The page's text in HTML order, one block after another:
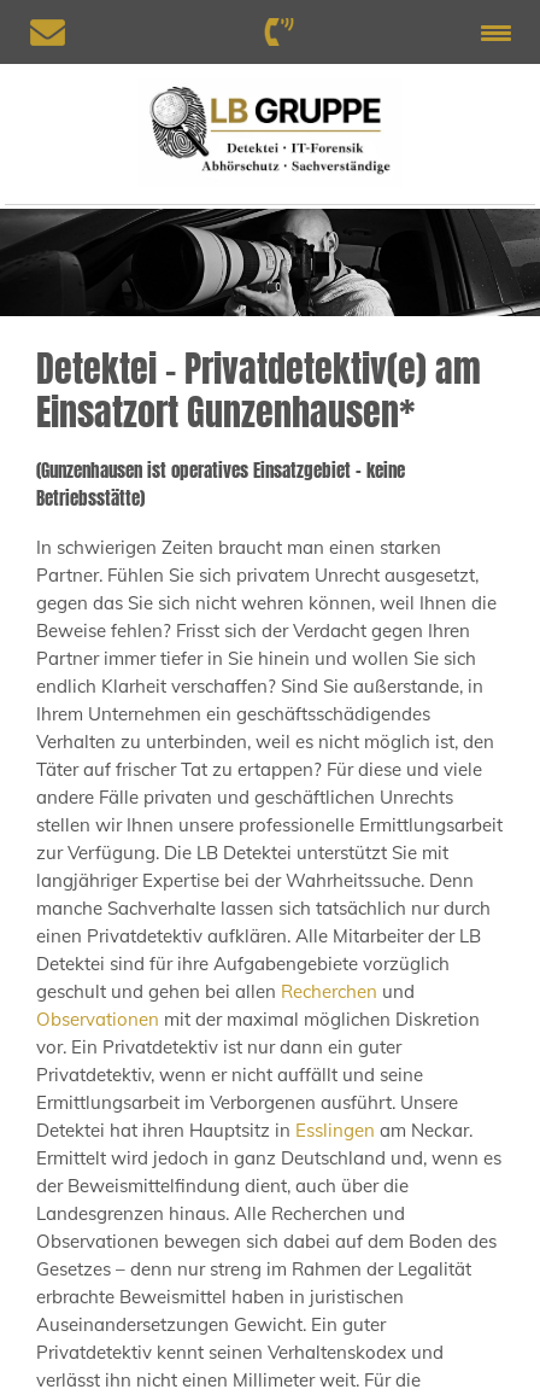
Detektei – Privatdetektiv(e) am
Einsatzort Gunzenhausen*
(Gunzenhausen ist operatives Einsatzgebiet – keine
Betriebsstätte)
In schwierigen Zeiten braucht man einen starken
Partner. Fühlen Sie sich privatem Unrecht ausgesetzt,
gegen das Sie sich nicht wehren können, weil Ihnen die
Beweise fehlen? Frisst sich der Verdacht gegen Ihren
Partner immer tiefer in Sie hinein und wollen Sie sich
endlich Klarheit verschaffen? Sind Sie außerstande, in
Ihrem Unternehmen ein geschäftsschädigendes
Verhalten zu unterbinden, weil es nicht möglich ist, den
Täter auf frischer Tat zu ertappen? Für diese und viele
andere Fälle privaten und geschäftlichen Unrechts
stellen wir Ihnen unsere professionelle Ermittlungsarbeit
zur Verfügung. Die LB Detektei unterstützt Sie mit
langjähriger Expertise bei der Wahrheitssuche. Denn
manche Sachverhalte lassen sich tatsächlich nur durch
einen Privatdetektiv aufklären. Alle Mitarbeiter der LB
Detektei sind für ihre Aufgabengebiete vorzüglich
geschult und gehen bei allen Recherchen und
Observationen mit der maximal möglichen Diskretion
vor. Ein Privatdetektiv ist nur dann ein guter
Privatdetektiv, wenn er nicht auffällt und seine
Ermittlungsarbeit im Verborgenen ausführt. Unsere
Detektei hat ihren Hauptsitz in Esslingen am Neckar.
Ermittelt wird jedoch in ganz Deutschland und, wenn es
der Beweismittelfindung dient, auch über die
Landesgrenzen hinaus. Alle Recherchen und
Observationen bewegen sich dabei auf dem Boden des
Gesetzes – denn nur streng im Rahmen der Legalität
erbrachte Beweismittel haben in juristischen
Auseinandersetzungen Gewicht. Ein guter
Privatdetektiv kennt seinen Verhaltenskodex und
verlässt ihn nicht einen Millimeter weit. Für die